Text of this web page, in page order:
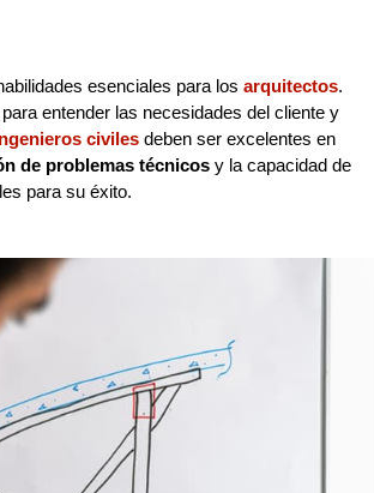
esenciales para los arquitectos.
entender las necesidades del cliente y
civiles deben ser excelentes en
de problemas técnicos y la capacidad de
para su éxito.